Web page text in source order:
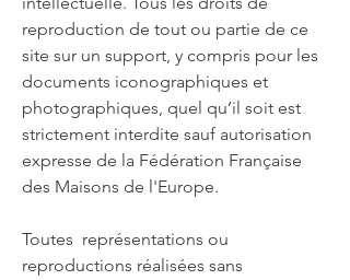
reproduction de tout ou partie de ce
site sur un support, y compris pour les
documents iconographiques et
photographiques, quel qu’il soit est
strictement interdite sauf autorisation
expresse de la Fédération Française
des Maisons de l'Europe.
Toutes représentations ou
reproductions réalisées sans